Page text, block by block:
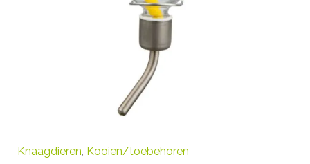
Knaagdieren, Kooien/toebehoren